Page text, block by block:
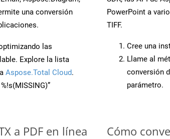
una conversión
las
Explore la lista
Aspose.Total Cloud.
PowerPoint a
TIFF.
Cree una
Llame al
conversión
parámetro.
a PDF en línea Cómo